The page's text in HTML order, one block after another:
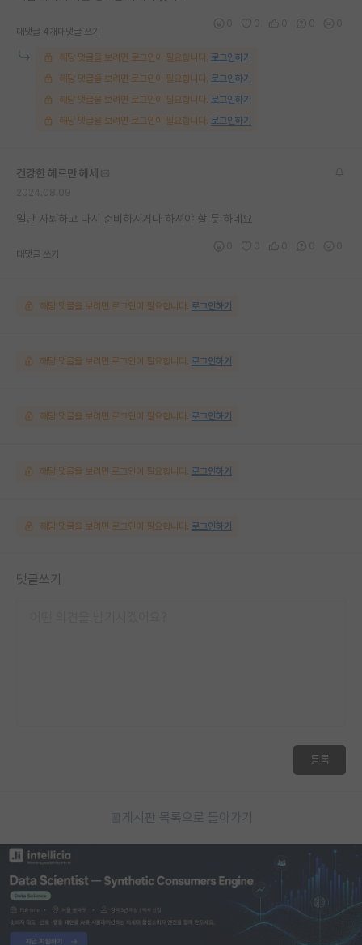
대댓글 4개 대댓글 쓰기
해당 댓글을 보려면 로그인이 필요합니다. 로그인하기
해당 댓글을 보려면 로그인이 필요합니다. 로그인하기
해당 댓글을 보려면 로그인이 필요합니다. 로그인하기
해당 댓글을 보려면 로그인이 필요합니다. 로그인하기
건강한 헤르만 헤세
일단 자퇴하고 다시 준비하시거나 하셔야 할 듯 하네요
대댓글 쓰기
해당 댓글을 보려면 로그인이 필요합니다. 로그인하기
해당 댓글을 보려면 로그인이 필요합니다. 로그인하기
해당 댓글을 보려면 로그인이 필요합니다. 로그인하기
해당 댓글을 보려면 로그인이 필요합니다. 로그인하기
해당 댓글을 보려면 로그인이 필요합니다. 로그인하기
댓글쓰기
등록
게시판 목록으로 돌아가기